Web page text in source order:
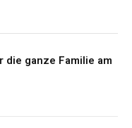
die ganze Familie am